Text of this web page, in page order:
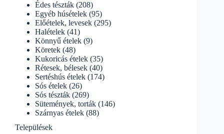
Édes tészták (208)
Egyéb húsételek (95)
Előételek, levesek (295)
Halételek (41)
Könnyű ételek (9)
Köretek (48)
Kukoricás ételek (35)
Rétesek, bélesek (40)
Sertéshús ételek (174)
Sós ételek (26)
Sós tészták (269)
Sütemények, torták (146)
Szárnyas ételek (88)
Települések